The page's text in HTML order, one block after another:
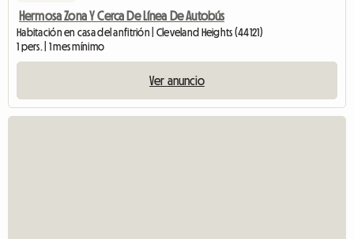
Hermosa Zona Y Cerca De Línea De Autobús
Habitación en casa del anfitrión | Cleveland Heights (44121)
1 pers. | 1 mes mínimo
Ver anuncio